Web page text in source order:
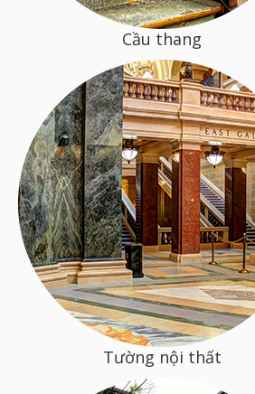
Cầu thang
Tường nội thất